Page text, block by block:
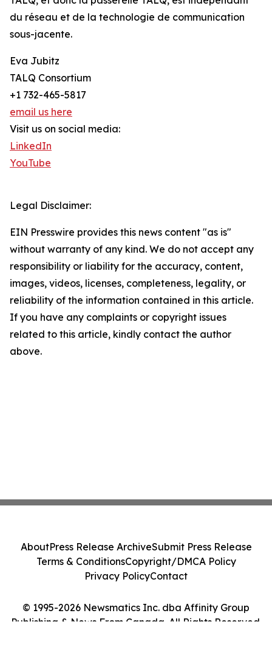
du réseau et de la technologie de communication
sous-jacente.
Eva Jubitz
TALQ Consortium
+1 732-465-5817
email us here
Visit us on social media:
LinkedIn
YouTube
Legal Disclaimer:
EIN Presswire provides this news content "as is"
without warranty of any kind. We do not accept any
responsibility or liability for the accuracy, content,
images, videos, licenses, completeness, legality, or
reliability of the information contained in this article.
If you have any complaints or copyright issues
related to this article, kindly contact the author
above.
© 1995-2026 Newsmatics Inc. dba Affinity Group
Publishing & News From Canada. All Rights Reserved.
AboutPress Release ArchiveSubmit Press Release
Terms & ConditionsCopyright/DMCA Policy
Privacy PolicyContact